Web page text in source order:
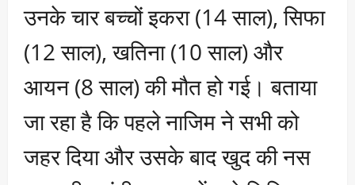
उनके चार बच्चों इकरा (14 साल), सिफा
(12 साल), खतिना (10 साल) और
आयन (8 साल) की मौत हो गई। बताया
जा रहा है कि पहले नाजिम ने सभी को
जहर दिया और उसके बाद खुद की नस